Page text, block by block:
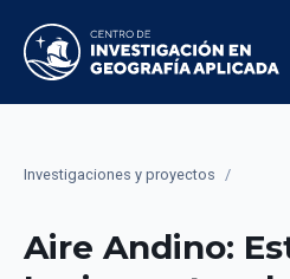
Investigaciones y proyectos /
Aire Andino: